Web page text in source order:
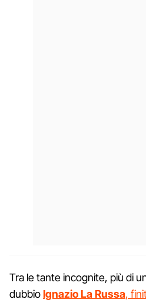
Tra le tante incognite, più di
dubbioIgnazio La Russa,